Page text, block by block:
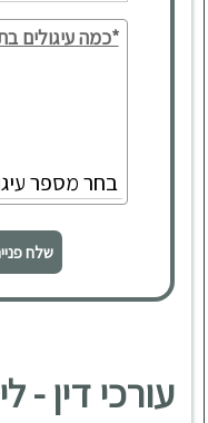
*כמה עיגולים
שלח
עורכי דין -